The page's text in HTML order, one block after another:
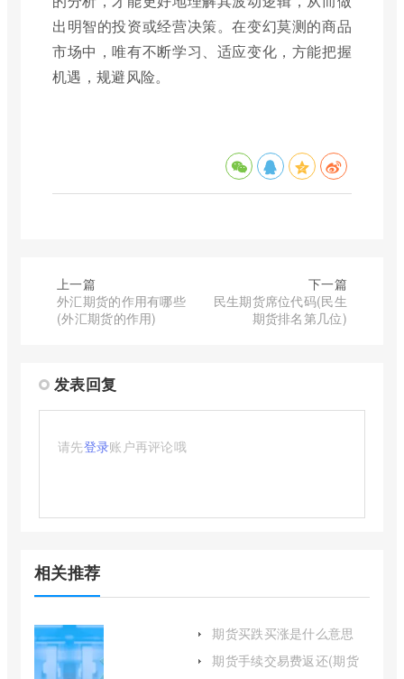
出明智的投资或经营决策。在变幻莫测的商品
市场中，唯有不断学习、适应变化，方能把握
机遇，规避风险。
上一篇
外汇期货的作用有哪些
(外汇期货的作用)
下一篇
民生期货席位代码(民生
期货排名第几位)
发表回复
请先登录账户再评论哦
相关推荐
期货买跌买涨是什么意思
意思)
期货手续交易费返还(期货